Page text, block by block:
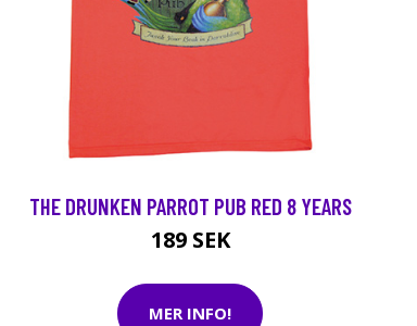
THE DRUNKEN PARROT PUB RED 8 YEARS
189 SEK
MER INFO!